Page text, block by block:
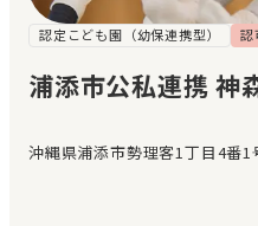
メッセージ
おすすめの園
エンクルの特徴と活用方法
認定こども園（幼保連携型） 認
浦添市公私連携 神
沖縄県浦添市勢理客1丁目4番1